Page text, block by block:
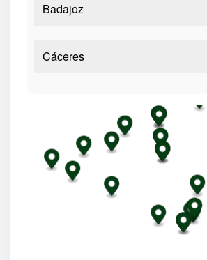
Badajoz
Cáceres